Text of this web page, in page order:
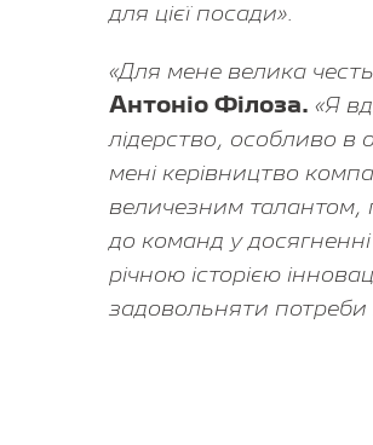
для цієї посади».
«Для мене велика
Антоніо Філоза. «Я
лідерство, особливо в
мені керівництво
величезним талантом,
до команд у
річною історією
задовольняти потреби